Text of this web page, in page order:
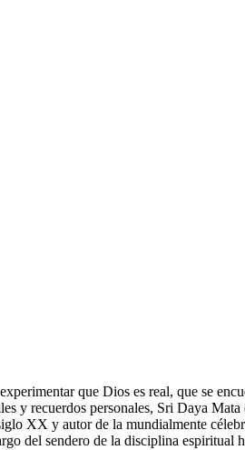
que Dios es real, que se
y recuerdos personales, Sri Daya
XX y autor de la mundialmente
del sendero de la disciplina espiritual